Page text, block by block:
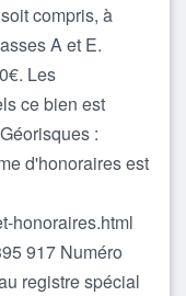
compris, à
A et E.
Les
ce bien est
:
d'honoraires est
honoraires.html
917 Numéro
registre spécial